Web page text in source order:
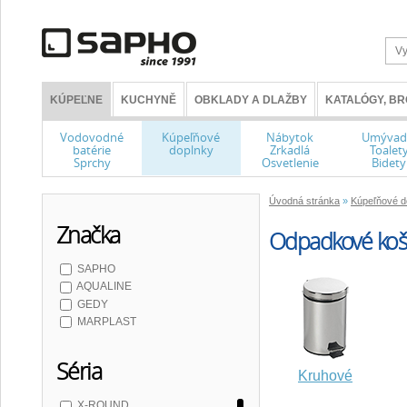
KÚPEĽNE KUCHYNĚ OBKLADY A DLAŽBY KATALÓGY,
Vodovodné
batérie
Sprchy
Kúpeľňové
doplnky
Nábytok
Zrkadlá
Osvetlenie Bidety
Úvodná stránka » Kúpeľňové
Odpadkové
Kruhové
Značka
SAPHO
AQUALINE
GEDY
MARPLAST
Séria